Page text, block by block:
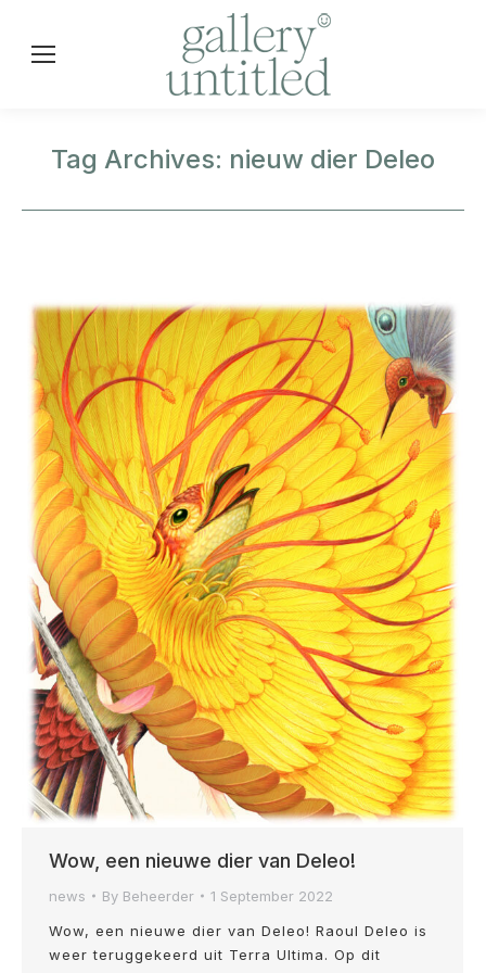
Tag Archives: nieuw dier Deleo
Wow, een nieuwe dier van Deleo!
news By Beheerder
1 September 2022
Wow, een nieuwe dier van Deleo! Raoul Deleo is
weer teruggekeerd uit Terra Ultima. Op dit